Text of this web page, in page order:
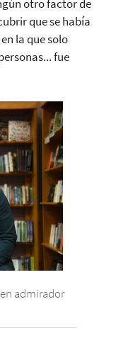
otro factor de
que se había
la que solo
fue
admirador